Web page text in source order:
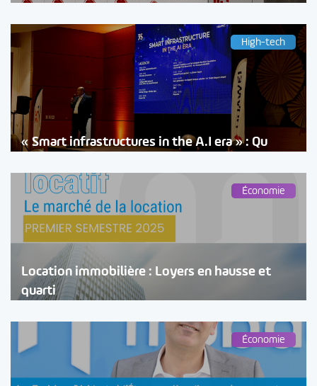
High-tech
« Smart infrastructures in the A.I era » : Qu
Économie
Location immobilière : Loyers en hausse et
quarti
Économie